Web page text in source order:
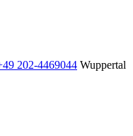
202-4469044 Wuppertal